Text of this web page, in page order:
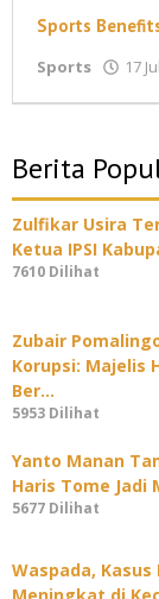
Sports
Sports 17
Berita
Zulfikar Usira
Ketua IPSI
7610 Dilihat
Zubair
Korupsi: Majelis
Ber…
5953 Dilihat
Yanto Manan
Haris Tome Jadi
5677 Dilihat
Waspada,
Meningkat di